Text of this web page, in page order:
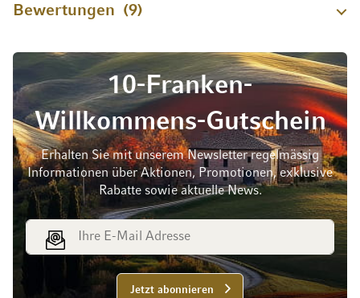
Bewertungen 9
10-Franken-
Willkommens-Gutschein
Erhalten Sie mit unserem Newsletter regelmässig
Informationen über Aktionen, Promotionen, exklusive
Rabatte sowie aktuelle News.
E-Mail Adresse
Jetzt abonnieren